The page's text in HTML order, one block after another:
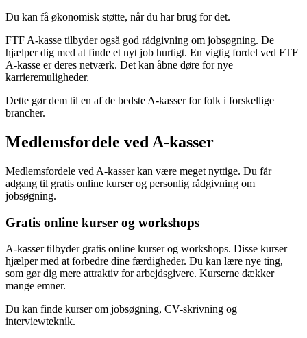
Du kan få økonomisk støtte, når du har brug for det.
FTF A-kasse tilbyder også god rådgivning om jobsøgning. De
hjælper dig med at finde et nyt job hurtigt. En vigtig fordel ved FTF
A-kasse er deres netværk. Det kan åbne døre for nye
karrieremuligheder.
Dette gør dem til en af de bedste A-kasser for folk i forskellige
brancher.
Medlemsfordele ved A-kasser
Medlemsfordele ved A-kasser kan være meget nyttige. Du får
adgang til gratis online kurser og personlig rådgivning om
jobsøgning.
Gratis online kurser og workshops
A-kasser tilbyder gratis online kurser og workshops. Disse kurser
hjælper med at forbedre dine færdigheder. Du kan lære nye ting,
som gør dig mere attraktiv for arbejdsgivere. Kurserne dækker
mange emner.
Du kan finde kurser om jobsøgning, CV-skrivning og
interviewteknik.